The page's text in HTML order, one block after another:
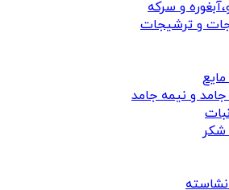
و سرکه
و ترشیجات
و نیمه جامد
شکر
نشاسته